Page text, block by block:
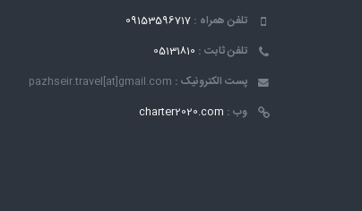
تلفن همراه : 09153596717
تلفن ثابت : 05131810
پست الکترونیک : pazhseir.travel[at]gmail.com
وب : charter2020.com